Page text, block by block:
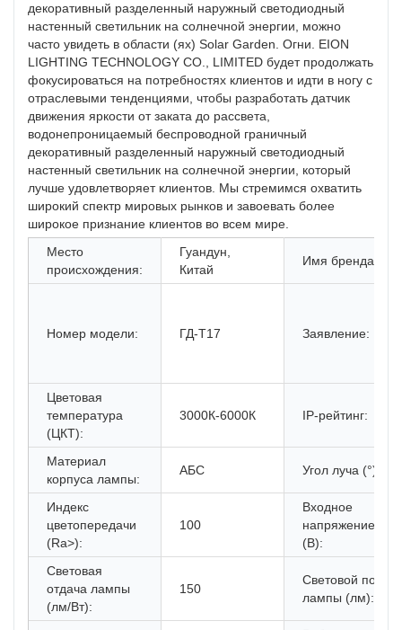
декоративный разделенный наружный светодиодный
настенный светильник на солнечной энергии, можно
часто увидеть в области (ях) Solar Garden. Огни. EION
LIGHTING TECHNOLOGY CO., LIMITED будет продолжать
фокусироваться на потребностях клиентов и идти в ногу с
отраслевыми тенденциями, чтобы разработать датчик
движения яркости от заката до рассвета,
водонепроницаемый беспроводной граничный
декоративный разделенный наружный светодиодный
настенный светильник на солнечной энергии, который
лучше удовлетворяет клиентов. Мы стремимся охватить
широкий спектр мировых рынков и завоевать более
широкое признание клиентов во всем мире.
Место
происхождения:
Гуандун,
Китай
Имя бренда:
Номер модели: ГД-Т17 Заявление:
Цветовая
температура
(ЦКТ):
3000К-6000К IP-рейтинг:
Материал
корпуса лампы:
АБС Угол луча (°):
Индекс
цветопередачи
(Ra>):
100
Входное
напряжение
(В):
Световая
отдача лампы
(лм/Вт):
150
Световой поток
лампы (лм):